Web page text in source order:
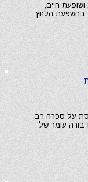
חיים,
בהשפעת הלחץ
על ספרה רב
עומר של